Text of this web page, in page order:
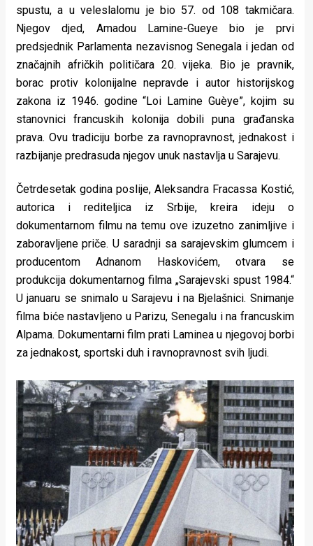
Aktuelnosti
Promo
About
Urban
Magazin
spustu, a u veleslalomu je bio 57. od 108 takmičara.
Njegov djed, Amadou Lamine-Gueye bio je prvi
predsjednik Parlamenta nezavisnog Senegala i jedan od
značajnih afričkih političara 20. vijeka. Bio je pravnik,
borac protiv kolonijalne nepravde i autor historijskog
zakona iz 1946. godine “Loi Lamine Guèye”, kojim su
stanovnici francuskih kolonija dobili puna građanska
prava. Ovu tradiciju borbe za ravnopravnost, jednakost i
razbijanje predrasuda njegov unuk nastavlja u Sarajevu.
Četrdesetak godina poslije, Aleksandra Fracassa Kostić,
autorica i rediteljica iz Srbije, kreira ideju o
dokumentarnom filmu na temu ove izuzetno zanimljive i
zaboravljene priče. U saradnji sa sarajevskim glumcem i
producentom Adnanom Haskovićem, otvara se
produkcija dokumentarnog filma „Sarajevski spust 1984.“
U januaru se snimalo u Sarajevu i na Bjelašnici. Snimanje
filma biće nastavljeno u Parizu, Senegalu i na francuskim
Alpama. Dokumentarni film prati Laminea u njegovoj borbi
za jednakost, sportski duh i ravnopravnost svih ljudi.